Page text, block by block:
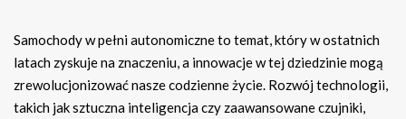
Samochody w pełni autonomiczne to temat, który w ostatnich
latach zyskuje na znaczeniu, a innowacje w tej dziedzinie mogą
zrewolucjonizować nasze codzienne życie. Rozwój technologii,
takich jak sztuczna inteligencja czy zaawansowane czujniki,